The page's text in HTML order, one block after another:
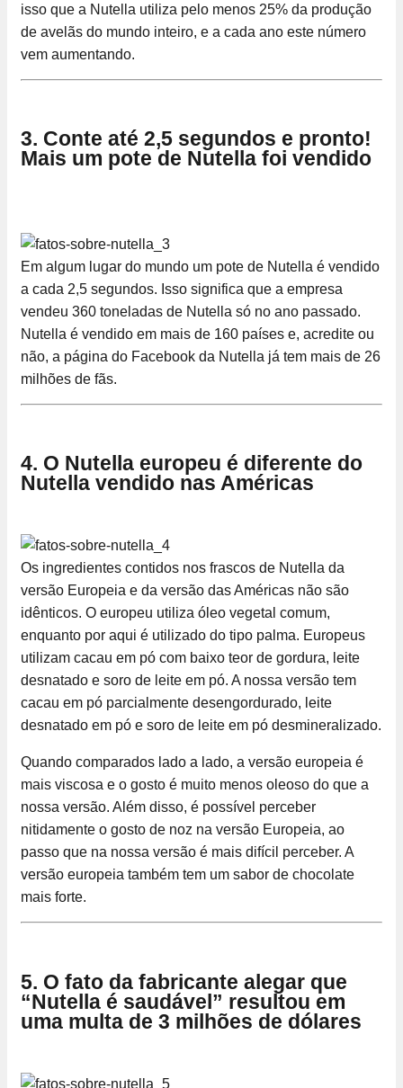
isso que a Nutella utiliza pelo menos 25% da produção
de avelãs do mundo inteiro, e a cada ano este número
vem aumentando.
3. Conte até 2,5 segundos e pronto!
Mais um pote de Nutella foi vendido
Em algum lugar do mundo um pote de Nutella é vendido
a cada 2,5 segundos. Isso significa que a empresa
vendeu 360 toneladas de Nutella só no ano passado.
Nutella é vendido em mais de 160 países e, acredite ou
não, a página do Facebook da Nutella já tem mais de 26
milhões de fãs.
4. O Nutella europeu é diferente do
Nutella vendido nas Américas
Os ingredientes contidos nos frascos de Nutella da
versão Europeia e da versão das Américas não são
idênticos. O europeu utiliza óleo vegetal comum,
enquanto por aqui é utilizado do tipo palma. Europeus
utilizam cacau em pó com baixo teor de gordura, leite
desnatado e soro de leite em pó. A nossa versão tem
cacau em pó parcialmente desengordurado, leite
desnatado em pó e soro de leite em pó desmineralizado.
Quando comparados lado a lado, a versão europeia é
mais viscosa e o gosto é muito menos oleoso do que a
nossa versão. Além disso, é possível perceber
nitidamente o gosto de noz na versão Europeia, ao
passo que na nossa versão é mais difícil perceber. A
versão europeia também tem um sabor de chocolate
mais forte.
5. O fato da fabricante alegar que
“Nutella é saudável” resultou em
uma multa de 3 milhões de dólares